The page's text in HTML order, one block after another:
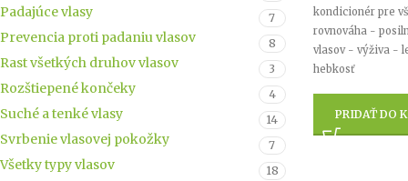
Padajúce vlasy 7
Prevencia proti padaniu vlasov 8
Rast všetkých druhov vlasov 3
Rozštiepené končeky 4
Suché a tenké vlasy 14
Svrbenie vlasovej pokožky 7
Všetky typy vlasov 18
kondicionér pre
rovnováha -
vlasov - výživa -
hebkosť
PRIDAŤ DO